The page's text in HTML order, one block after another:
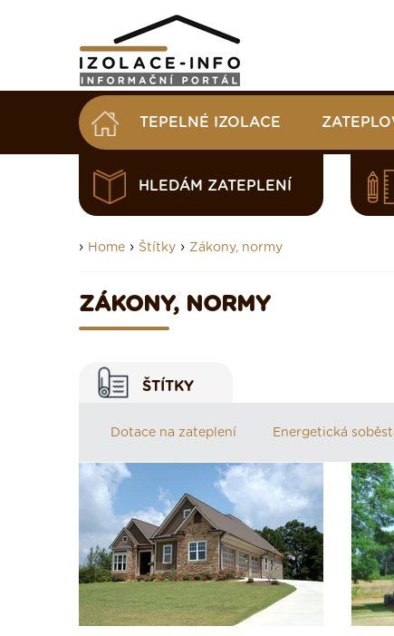
TEPELNÉ IZOLACE
HLEDÁM ZATEPLENÍ
› Home › Štítky › Zákony, normy
ZÁKONY, NORMY
ŠTÍTKY
Dotace na zateplení Energetická